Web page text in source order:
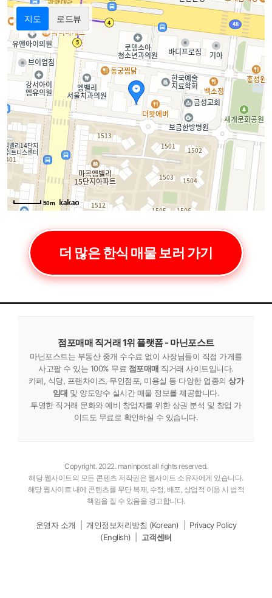
지도 로드뷰
50m
더 많은 한식 매물 보러 가기
점포매매 직거래 1위 플랫폼 - 마닌포스트
마닌포스트는 부동산 중개 수수료 없이 사장님들이 직접 가게를
사고팔 수 있는 100% 무료 점포매매 직거래 사이트입니다.
카페, 식당, 프랜차이즈, 무인점포, 미용실 등 다양한 업종의상가
임대 및 양도양수 실시간 매물 정보를 제공합니다.
투명한 직거래 문화와 예비 창업자를 위한 상권 분석 및 창업 가
이드도 무료로 확인하실 수 있습니다.
Copyright. 2022. maninpost all rights reserved.
해당 웹사이트의 모든 콘텐츠 저작권은 웹사이트 소유자에게 있습니다.
해당 웹사이트 내에 콘텐츠를 무단 복제, 수정, 배포, 상업적 이용 시 법적
책임을 질 수 있음을 경고합니다.
운영자 소개 개인정보처리방침 (Korean)
Privacy Policy
(English)
고객센터